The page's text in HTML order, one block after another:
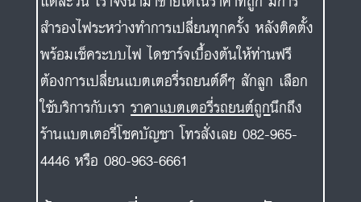
ร้านแบตเตอรี่โชคบัญชา โทรสั่งเลย 082-965-
4446 หรือ 080-963-6661
ร้านแบตเตอรี่รถยนต์ ลาซาล รับ
ประกันแบตเตอรี่รถยนต์
แบตเตอรี่รถยนต์ทุกยี่ห้อ ทุกชนิดเป็นแบตเตอรี่ที่